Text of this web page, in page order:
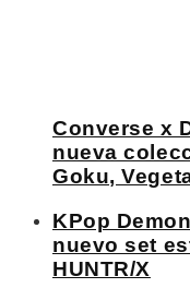
Converse x
nueva
Goku,
KPop
nuevo set
HUNTR/X